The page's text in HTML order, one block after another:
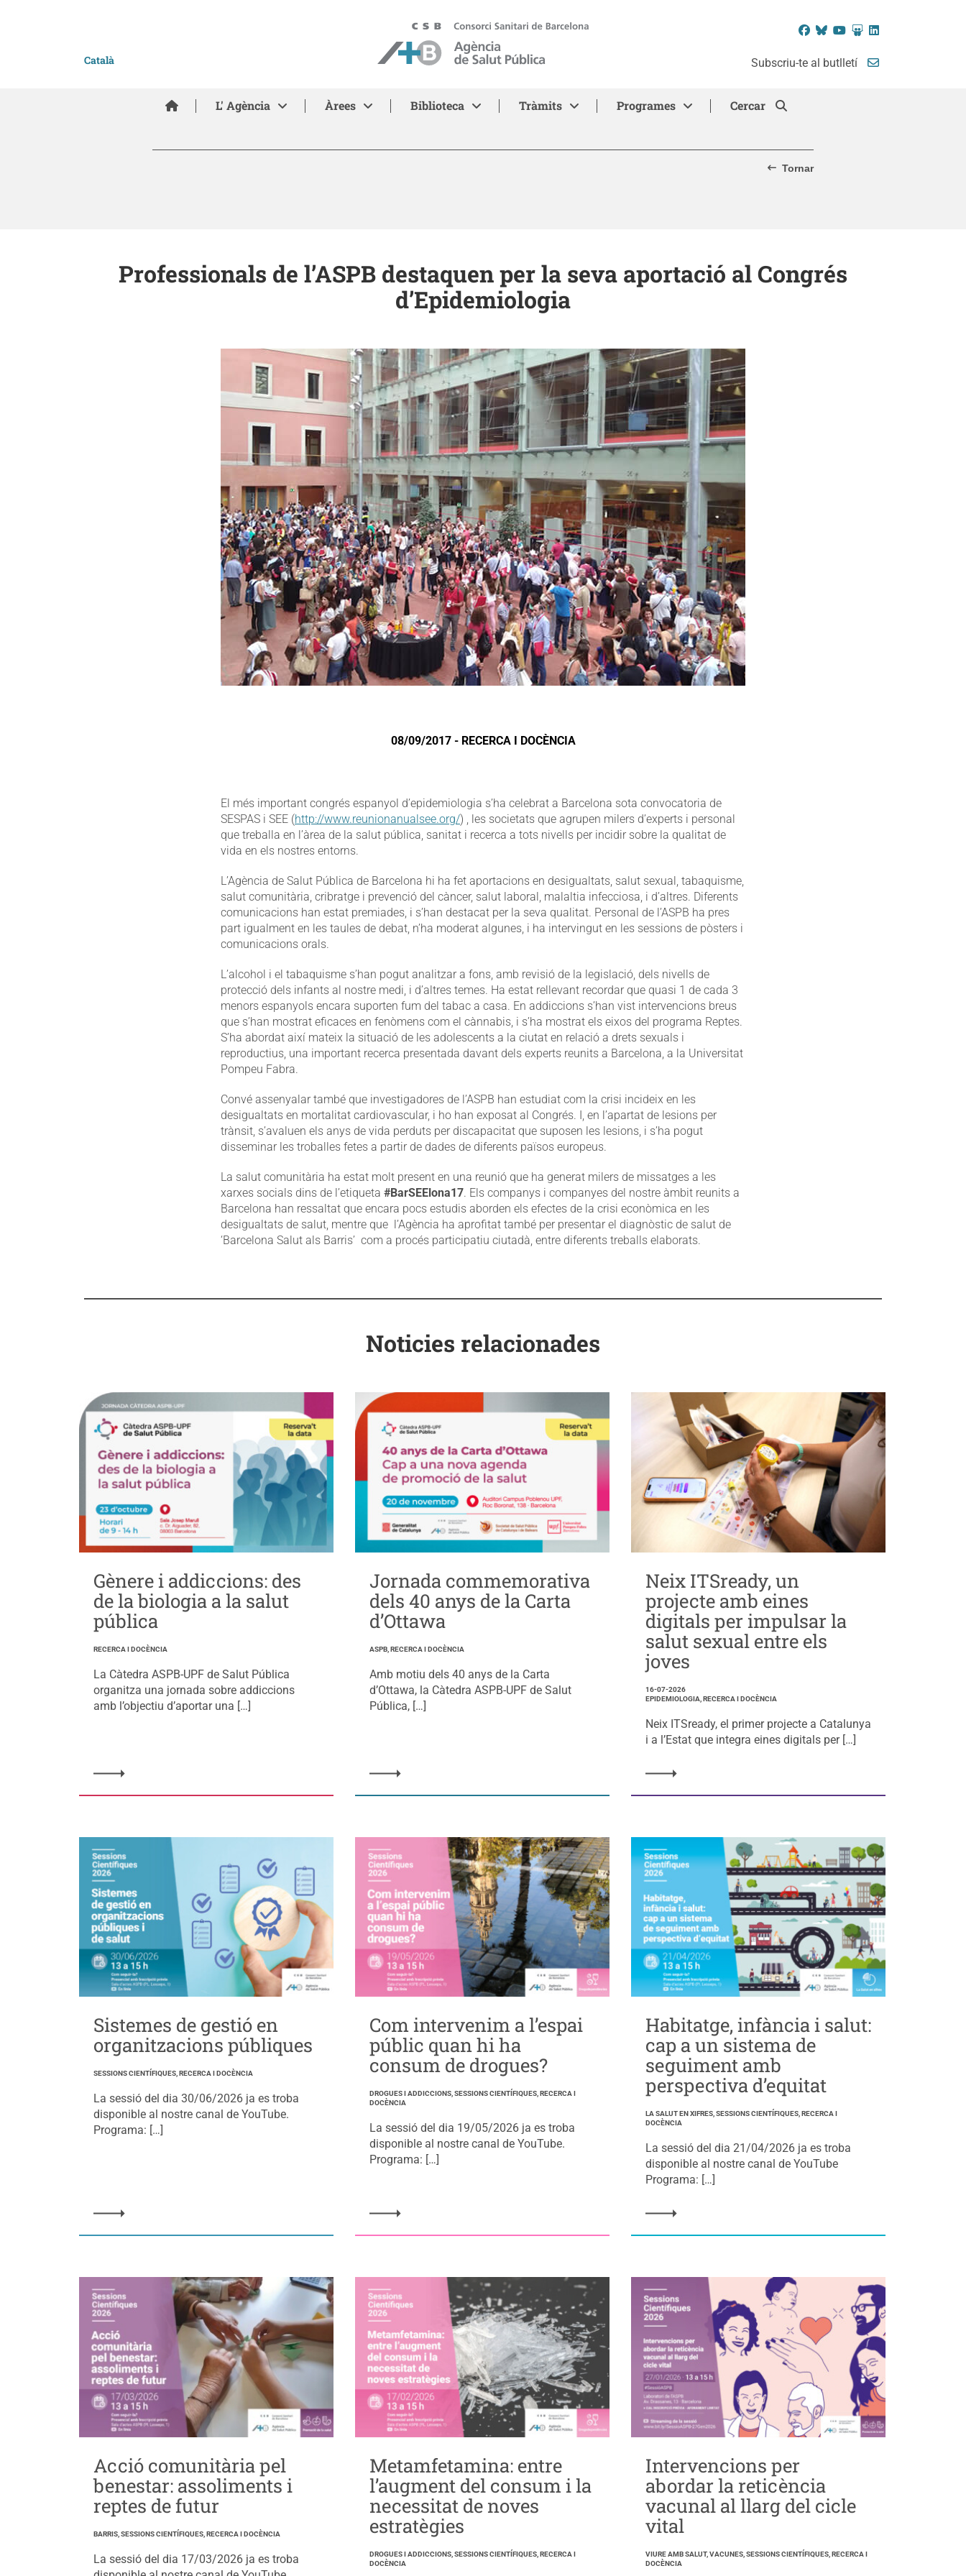
Català
ASPB - Agència de Salut Pública de Barcelona Facebook
BlueskyYouTube
SlideShare
LinkedIn
Subscriu-te al butlletí
Inici L' Agència Àrees Biblioteca Tràmits Programes Cercar
Tornar
Professionals de l’ASPB destaquen per la seva aportació al Congrés
d’Epidemiologia
08/09/2017 - RECERCA I DOCÈNCIA
El més important congrés espanyol d’epidemiologia s’ha celebrat a Barcelona sota convocatoria de
SESPAS i SEE (http://www.reunionanualsee.org/) , les societats que agrupen milers d’experts i personal
que treballa en l’àrea de la salut pública, sanitat i recerca a tots nivells per incidir sobre la qualitat de
vida en els nostres entorns.
L’Agència de Salut Pública de Barcelona hi ha fet aportacions en desigualtats, salut sexual, tabaquisme,
salut comunitària, cribratge i prevenció del càncer, salut laboral, malaltia infecciosa, i d’altres. Diferents
comunicacions han estat premiades, i s’han destacat per la seva qualitat. Personal de l’ASPB ha pres
part igualment en les taules de debat, n’ha moderat algunes, i ha intervingut en les sessions de pòsters i
comunicacions orals.
L’alcohol i el tabaquisme s’han pogut analitzar a fons, amb revisió de la legislació, dels nivells de
protecció dels infants al nostre medi, i d’altres temes. Ha estat rellevant recordar que quasi 1 de cada 3
menors espanyols encara suporten fum del tabac a casa. En addiccions s’han vist intervencions breus
que s’han mostrat eficaces en fenòmens com el cànnabis, i s’ha mostrat els eixos del programa Reptes.
S’ha abordat així mateix la situació de les adolescents a la ciutat en relació a drets sexuals i
reproductius, una important recerca presentada davant dels experts reunits a Barcelona, a la Universitat
Pompeu Fabra.
Convé assenyalar també que investigadores de l’ASPB han estudiat com la crisi incideix en les
desigualtats en mortalitat cardiovascular, i ho han exposat al Congrés. I, en l’apartat de lesions per
trànsit, s’avaluen els anys de vida perduts per discapacitat que suposen les lesions, i s’ha pogut
disseminar les troballes fetes a partir de dades de diferents països europeus.
La salut comunitària ha estat molt present en una reunió que ha generat milers de missatges a les
xarxes socials dins de l’etiqueta #BarSEElona17. Els companys i companyes del nostre àmbit reunits a
Barcelona han ressaltat que encara pocs estudis aborden els efectes de la crisi econòmica en les
desigualtats de salut, mentre que l’Agència ha aprofitat també per presentar el diagnòstic de salut de
‘Barcelona Salut als Barris’ com a procés participatiu ciutadà, entre diferents treballs elaborats.
Noticies relacionades
Gènere i addiccions: des
de la biologia a la salut
pública
RECERCA I DOCÈNCIA
La Càtedra ASPB-UPF de Salut Pública
organitza una jornada sobre addiccions
amb l’objectiu d’aportar una […]
Jornada commemorativa
dels 40 anys de la Carta
d’Ottawa
ASPB, RECERCA I DOCÈNCIA
Amb motiu dels 40 anys de la Carta
d’Ottawa, la Càtedra ASPB-UPF de Salut
Pública, […]
Neix ITSready, un
projecte amb eines
digitals per impulsar la
salut sexual entre els
joves
16-07-2026
EPIDEMIOLOGIA, RECERCA I DOCÈNCIA
Neix ITSready, el primer projecte a Catalunya
i a l’Estat que integra eines digitals per […]
Sistemes de gestió en
organitzacions públiques
SESSIONS CIENTÍFIQUES, RECERCA I DOCÈNCIA
La sessió del dia 30/06/2026 ja es troba
disponible al nostre canal de YouTube.
Programa: […]
Com intervenim a l’espai
públic quan hi ha
consum de drogues?
DROGUES I ADDICCIONS, SESSIONS CIENTÍFIQUES, RECERCA I
DOCÈNCIA
La sessió del dia 19/05/2026 ja es troba
disponible al nostre canal de YouTube.
Programa: […]
Habitatge, infància i salut:
cap a un sistema de
seguiment amb
perspectiva d’equitat
LA SALUT EN XIFRES, SESSIONS CIENTÍFIQUES, RECERCA I
DOCÈNCIA
La sessió del dia 21/04/2026 ja es troba
disponible al nostre canal de YouTube
Programa: […]
Acció comunitària pel
benestar: assoliments i
reptes de futur
BARRIS, SESSIONS CIENTÍFIQUES, RECERCA I DOCÈNCIA
La sessió del dia 17/03/2026 ja es troba
Metamfetamina: entre
l’augment del consum i la
necessitat de noves
estratègies
DROGUES I ADDICCIONS, SESSIONS CIENTÍFIQUES, RECERCA I
DOCÈNCIA
Intervencions per
abordar la reticència
vacunal al llarg del cicle
vital
VIURE AMB SALUT, VACUNES, SESSIONS CIENTÍFIQUES, RECERCA I
DOCÈNCIA